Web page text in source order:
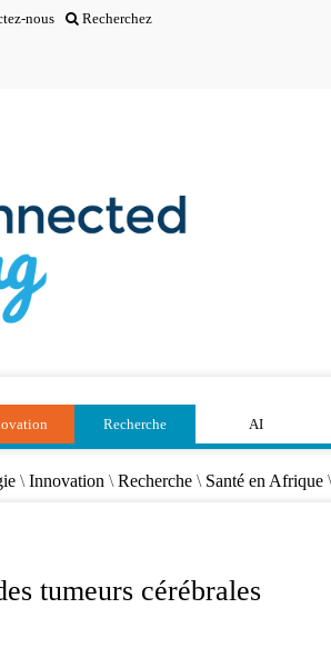
nous Recherchez
Recherche AI
\ Innovation \ Recherche \ Santé en Afrique \
tumeurs cérébrales